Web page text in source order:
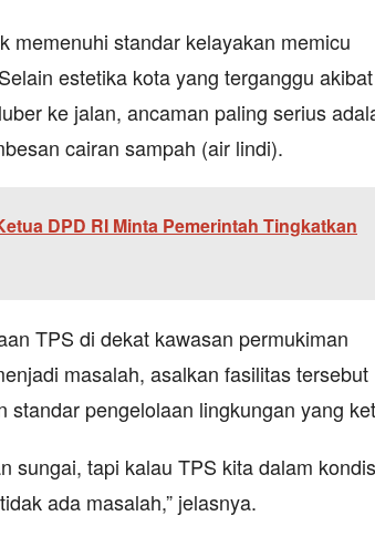
memenuhi standar kelayakan memicu
estetika kota yang terganggu akibat
ke jalan, ancaman paling serius
cairan sampah (air lindi).
DPD RI Minta Pemerintah Tingkatkan
TPS di dekat kawasan permukiman
masalah, asalkan fasilitas tersebut
standar pengelolaan lingkungan yang
sungai, tapi kalau TPS kita dalam
ada masalah,” jelasnya.